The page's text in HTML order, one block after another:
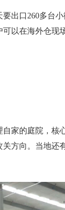
口260多台小
以在海外仓现
的庭院，核
方向。当地还